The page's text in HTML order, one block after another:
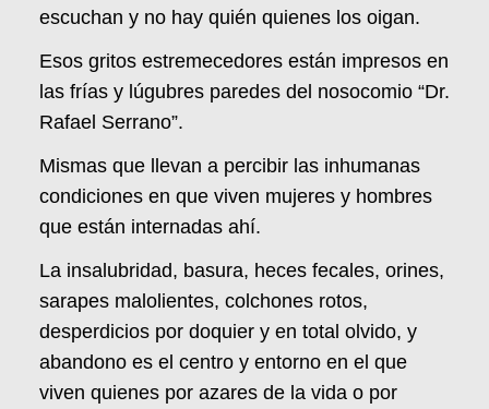
escuchan y no hay quién quienes los oigan.
Esos gritos estremecedores están impresos en
las frías y lúgubres paredes del nosocomio “Dr.
Rafael Serrano”.
Mismas que llevan a percibir las inhumanas
condiciones en que viven mujeres y hombres
que están internadas ahí.
La insalubridad, basura, heces fecales, orines,
sarapes malolientes, colchones rotos,
desperdicios por doquier y en total olvido, y
abandono es el centro y entorno en el que
viven quienes por azares de la vida o por